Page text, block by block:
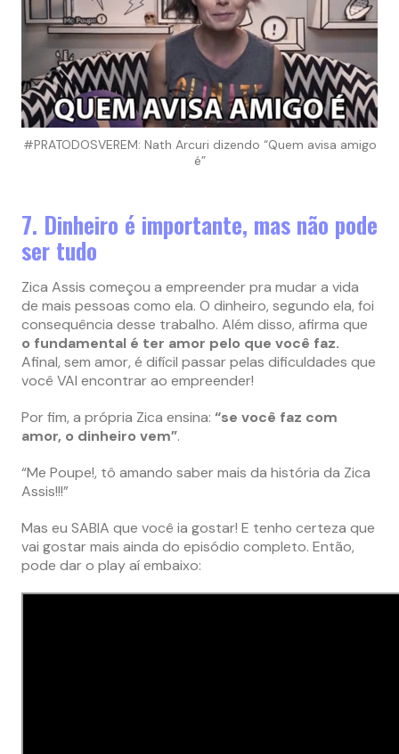
#PRATODOSVEREM: Nath Arcuri dizendo “Quem avisa amigo
é”
7. Dinheiro é importante, mas não pode
ser tudo
Zica Assis começou a empreender pra mudar a vida
de mais pessoas como ela. O dinheiro, segundo ela, foi
consequência desse trabalho. Além disso, afirma que
o fundamental é ter amor pelo que você faz.
Afinal, sem amor, é difícil passar pelas dificuldades que
você VAI encontrar ao empreender!
Por fim, a própria Zica ensina: “se você faz com
amor, o dinheiro vem”.
“Me Poupe!, tô amando saber mais da história da Zica
Assis!!!”
Mas eu SABIA que você ia gostar! E tenho certeza que
vai gostar mais ainda do episódio completo. Então,
pode dar o play aí embaixo: